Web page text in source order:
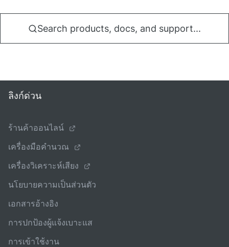
Search products, docs, and support...
ลิงก์ด่วน
ร้านค้าออนไลน์
เครื่องมือคํานวณ
เครื่องวิเคราะห์เสียง
นโยบายความเป็นส่วนตัว
เอกสารอ้างอิง
การปกป้องผู้แจ้งเบาะแส
การเข้าใช้งาน